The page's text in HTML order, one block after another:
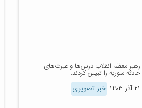
رهبر معظم انقلاب درس‌ها و عبرت‌های
حادثه سوریه را تبیین کردند:
۲۱ آذر ۱۴۰۳ خبر تصویری